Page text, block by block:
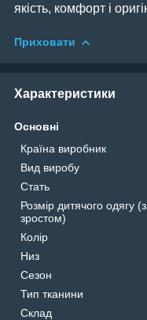
якість, комфорт і
Приховати
Характеристики
Основні
Країна виробник
Вид виробу
Стать
Розмір дитячого одягу
зростом)
Колір
Низ
Сезон
Тип тканини
Склад